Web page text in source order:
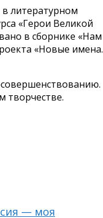
литературном
«Герои Великой
в сборнике «Нам
«Новые имена.
творчестве.
— моя